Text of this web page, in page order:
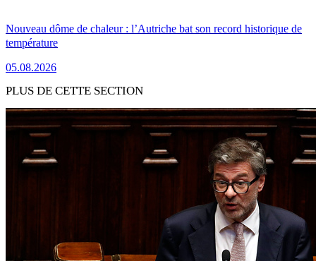
Nouveau dôme de chaleur : l’Autriche bat son record historique de
température
05.08.2026
PLUS DE CETTE SECTION